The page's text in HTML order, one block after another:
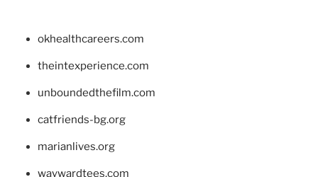
okhealthcareers.com
theintexperience.com
unboundedthefilm.com
catfriends-bg.org
marianlives.org
waywardtees.com